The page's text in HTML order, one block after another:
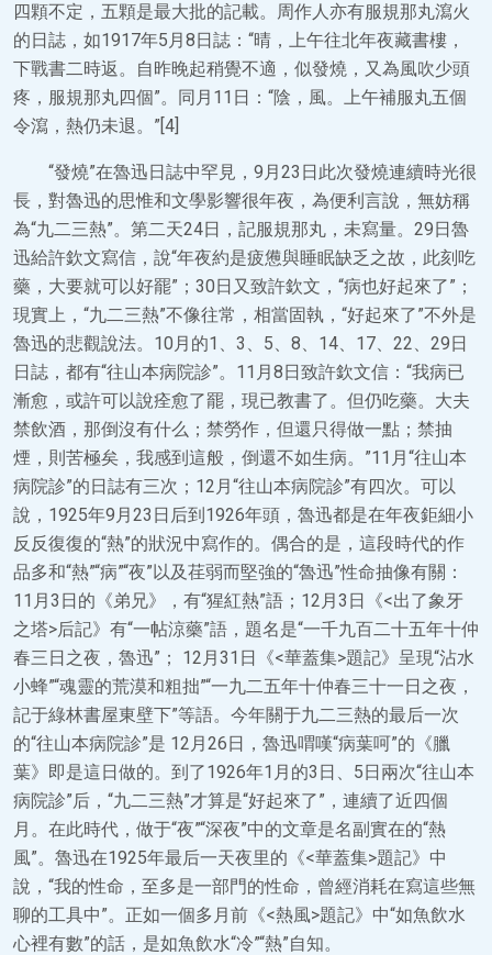
四顆不定，五顆是最大批的記載。周作人亦有服規那丸瀉火
的日誌，如1917年5月8日誌：“晴，上午往北年夜藏書樓，
下戰書二時返。自昨晚起稍覺不適，似發燒，又為風吹少頭
疼，服規那丸四個”。同月11日：“陰，風。上午補服丸五個
令瀉，熱仍未退。”[4]
“發燒”在魯迅日誌中罕見，9月23日此次發燒連續時光很
長，對魯迅的思惟和文學影響很年夜，為便利言說，無妨稱
為“九二三熱”。第二天24日，記服規那丸，未寫量。29日魯
迅給許欽文寫信，說“年夜約是疲憊與睡眠缺乏之故，此刻吃
藥，大要就可以好罷”；30日又致許欽文，“病也好起來了”；
現實上，“九二三熱”不像往常，相當固執，“好起來了”不外是
魯迅的悲觀說法。10月的1、3、5、8、14、17、22、29日
日誌，都有“往山本病院診”。11月8日致許欽文信：“我病已
漸愈，或許可以說痊愈了罷，現已教書了。但仍吃藥。大夫
禁飲酒，那倒沒有什么；禁勞作，但還只得做一點；禁抽
煙，則苦極矣，我感到這般，倒還不如生病。”11月“往山本
病院診”的日誌有三次；12月“往山本病院診”有四次。可以
說，1925年9月23日后到1926年頭，魯迅都是在年夜鉅細小
反反復復的“熱”的狀況中寫作的。偶合的是，這段時代的作
品多和“熱”“病”“夜”以及荏弱而堅強的“魯迅”性命抽像有關：
11月3日的《弟兄》，有“猩紅熱”語；12月3日《<出了象牙
之塔>后記》有“一帖涼藥”語，題名是“一千九百二十五年十仲
春三日之夜，魯迅”； 12月31日《<華蓋集>題記》呈現“沾水
小蜂”“魂靈的荒漠和粗拙”“一九二五年十仲春三十一日之夜，
記于綠林書屋東壁下”等語。今年關于九二三熱的最后一次
的“往山本病院診”是 12月26日，魯迅喟嘆“病葉呵”的《臘
葉》即是這日做的。到了1926年1月的3日、5日兩次“往山本
病院診”后，“九二三熱”才算是“好起來了”，連續了近四個
月。在此時代，做于“夜”“深夜”中的文章是名副實在的“熱
風”。魯迅在1925年最后一天夜里的《<華蓋集>題記》中
說，“我的性命，至多是一部門的性命，曾經消耗在寫這些無
聊的工具中”。正如一個多月前《<熱風>題記》中“如魚飲水
心裡有數”的話，是如魚飲水“冷”“熱”自知。